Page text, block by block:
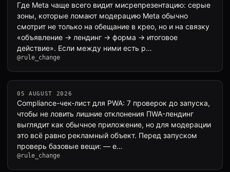
Где Meta чаще всего видит мисрепрезентацию: серые
зоны, которые ломают модерацию Meta обычно
смотрит не только на обещание в крео, но и на связку
«объявление → лендинг → форма → итоговое
действие». Если между ними есть р…
@rule_change
05 AUGUST 2026
Compliance-чек-лист для PWA: 7 проверок до запуска,
чтобы не ловить лишние отклонения ПWA-лендинг
выглядит как обычное приложение, но для модерации
это всё равно рекламный объект. Перед запуском
проверь базовые вещи: — е…
@rule_change